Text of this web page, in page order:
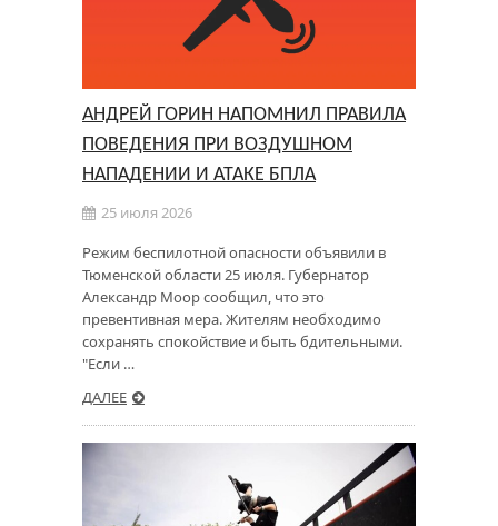
АНДРЕЙ ГОРИН НАПОМНИЛ ПРАВИЛА
ПОВЕДЕНИЯ ПРИ ВОЗДУШНОМ
НАПАДЕНИИ И АТАКЕ БПЛА
25 июля 2026
Режим беспилотной опасности объявили в
Тюменской области 25 июля. Губернатор
Александр Моор сообщил, что это
превентивная мера. Жителям необходимо
сохранять спокойствие и быть бдительными.
"Если …
ДАЛЕЕ